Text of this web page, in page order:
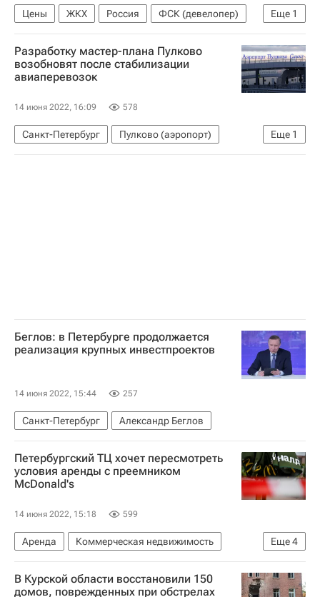
Еще 1
Цены ЖКХ Россия
ФСК (девелопер)
НОСТРОЙ
Разработку мастер-плана Пулково
возобновят после стабилизации
авиаперевозок
14 июня 2022, 16:09 578
Еще 1
Санкт-Петербург
Пулково (аэропорт)
Александр Беглов
Беглов: в Петербурге продолжается
реализация крупных инвестпроектов
14 июня 2022, 15:44 257
Санкт-Петербург Александр Беглов
Петербургский ТЦ хочет пересмотреть
условия аренды с преемником
McDonald's
14 июня 2022, 15:18 599
Еще4
Аренда
Коммерческая недвижимость
Санкт-Петербург
McDonald's Corporation
Торговая недвижимость
Торговые центры
В Курской области восстановили 150
домов, поврежденных при обстрелах